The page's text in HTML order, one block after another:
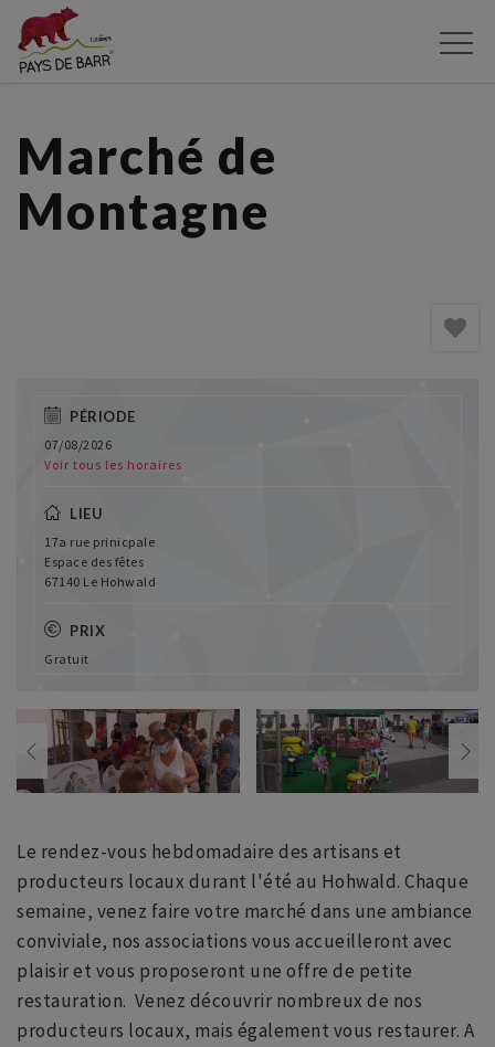
Marché de
Montagne
PÉRIODE
07/08/2026
Voir tous les horaires
LIEU
17a rue prinicpale
Espace des fêtes
67140 Le Hohwald
PRIX
Gratuit
Le rendez-vous hebdomadaire des artisans et
producteurs locaux durant l'été au Hohwald. Chaque
semaine, venez faire votre marché dans une ambiance
conviviale, nos associations vous accueilleront avec
plaisir et vous proposeront une offre de petite
restauration. Venez découvrir nombreux de nos
producteurs locaux, mais également vous restaurer. A